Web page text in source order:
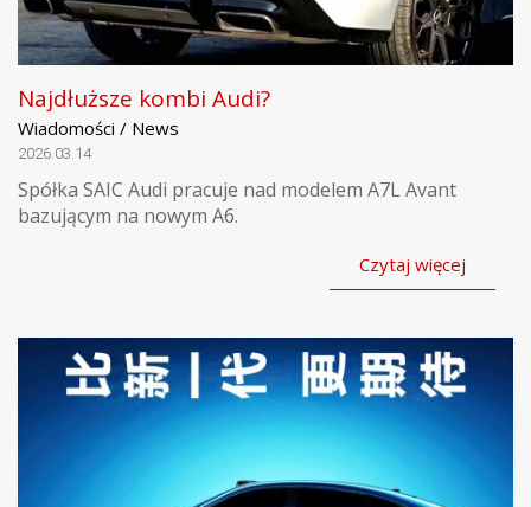
Najdłuższe kombi Audi?
Wiadomości / News
2026.03.14
Spółka SAIC Audi pracuje nad modelem A7L Avant
bazującym na nowym A6.
Czytaj więcej